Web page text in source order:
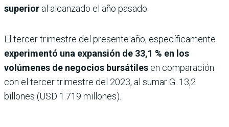
superior al alcanzado el año pasado.
El tercer trimestre del presente año, específicamente
experimentó una expansión de 33,1 % en los
volúmenes de negocios bursátiles en comparación
con el tercer trimestre del 2023, al sumar G. 13,2
billones (USD 1.719 millones).